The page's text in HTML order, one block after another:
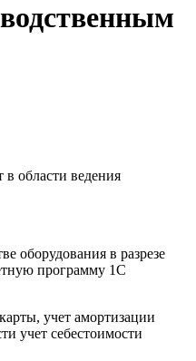
области ведения
оборудования в разрезе
программу 1С
учет амортизации
учет себестоимости